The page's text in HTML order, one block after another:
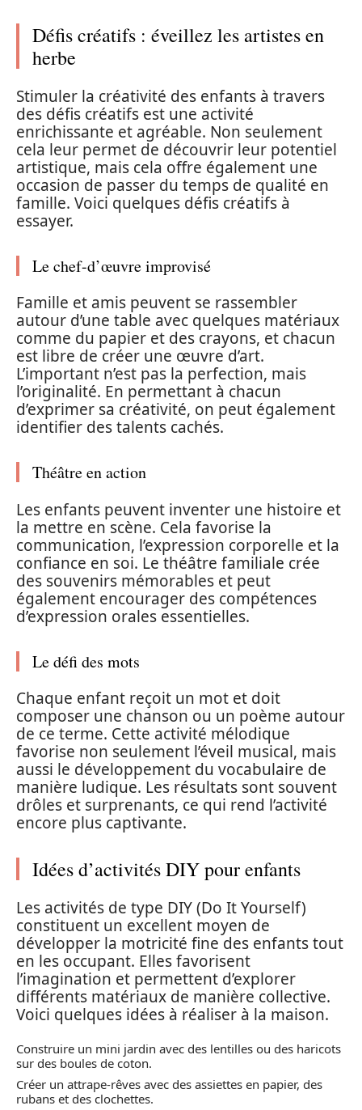
Défis créatifs : éveillez les artistes en
herbe
Stimuler la créativité des enfants à travers
des défis créatifs est une activité
enrichissante et agréable. Non seulement
cela leur permet de découvrir leur potentiel
artistique, mais cela offre également une
occasion de passer du temps de qualité en
famille. Voici quelques défis créatifs à
essayer.
Le chef-d’œuvre improvisé
Famille et amis peuvent se rassembler
autour d’une table avec quelques matériaux
comme du papier et des crayons, et chacun
est libre de créer une œuvre d’art.
L’important n’est pas la perfection, mais
l’originalité. En permettant à chacun
d’exprimer sa créativité, on peut également
identifier des talents cachés.
Théâtre en action
Les enfants peuvent inventer une histoire et
la mettre en scène. Cela favorise la
communication, l’expression corporelle et la
confiance en soi. Le théâtre familiale crée
des souvenirs mémorables et peut
également encourager des compétences
d’expression orales essentielles.
Le défi des mots
Chaque enfant reçoit un mot et doit
composer une chanson ou un poème autour
de ce terme. Cette activité mélodique
favorise non seulement l’éveil musical, mais
aussi le développement du vocabulaire de
manière ludique. Les résultats sont souvent
drôles et surprenants, ce qui rend l’activité
encore plus captivante.
Idées d’activités DIY pour enfants
Les activités de type DIY (Do It Yourself)
constituent un excellent moyen de
développer la motricité fine des enfants tout
en les occupant. Elles favorisent
l’imagination et permettent d’explorer
différents matériaux de manière collective.
Voici quelques idées à réaliser à la maison.
Construire un mini jardin avec des lentilles ou des haricots
sur des boules de coton.
Créer un attrape-rêves avec des assiettes en papier, des
rubans et des clochettes.